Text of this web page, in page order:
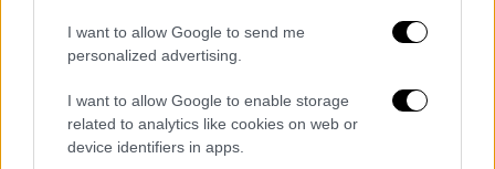
I want to allow Google to send me
personalized advertising.
I want to allow Google to enable storage
related to analytics like cookies on web or
device identifiers in apps.
POPULAR VIDEOS